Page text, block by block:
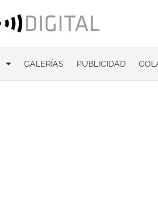
GALERÍAS PUBLICIDAD